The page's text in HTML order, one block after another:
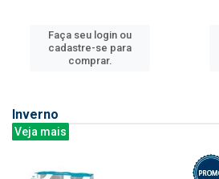
Faça seu login ou
cadastre-se para
comprar.
Inverno
Veja mais